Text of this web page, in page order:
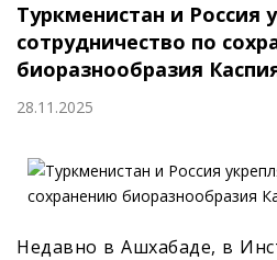
Туркменистан и Россия
сотрудничество по
биоразнообразия
28.11.2025
Недавно в Ашхабаде, в